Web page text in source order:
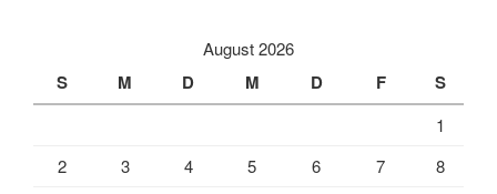
August 2026
S M D M D F S
1
2
3 4 5 6 7
8